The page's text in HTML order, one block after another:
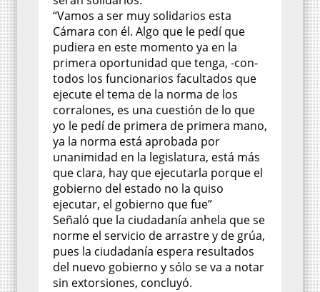
“Vamos a ser muy solidarios esta
Cámara con él. Algo que le pedí que
pudiera en este momento ya en la
primera oportunidad que tenga, -con-
todos los funcionarios facultados que
ejecute el tema de la norma de los
corralones, es una cuestión de lo que
yo le pedí de primera de primera mano,
ya la norma está aprobada por
unanimidad en la legislatura, está más
que clara, hay que ejecutarla porque el
gobierno del estado no la quiso
ejecutar, el gobierno que fue”
Señaló que la ciudadanía anhela que se
norme el servicio de arrastre y de grúa,
pues la ciudadanía espera resultados
del nuevo gobierno y sólo se va a notar
sin extorsiones, concluyó.